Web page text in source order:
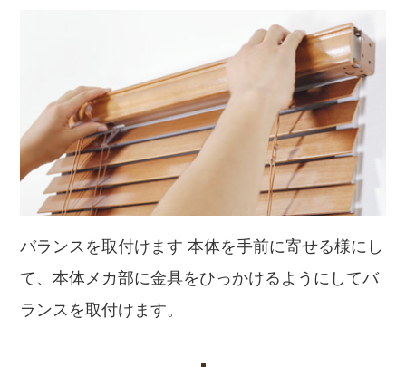
バランスを取付けます 本体を手前に寄せる様にし
て、本体メカ部に金具をひっかけるようにしてバ
ランスを取付けます。